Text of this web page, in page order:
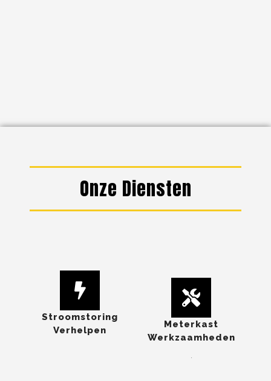
Onze Diensten
Stroomstoring
Verhelpen
Meterkast
Werkzaamheden